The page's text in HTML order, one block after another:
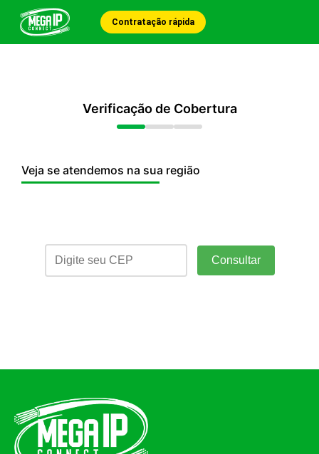
Contratação rápida
Verificação de Cobertura
Veja se atendemos na sua região
Consultar